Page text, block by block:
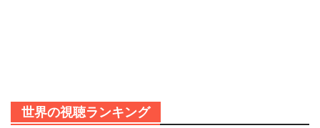
世界の視聴ランキング